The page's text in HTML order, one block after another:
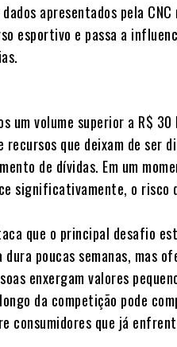
apresentados pela
esportivo e passa a
um volume superior a R$
recursos que deixam de ser
de dívidas. Em um
significativamente, o risco
que o principal desafio
dura poucas semanas, mas
enxergam valores
da competição pode
consumidores que já